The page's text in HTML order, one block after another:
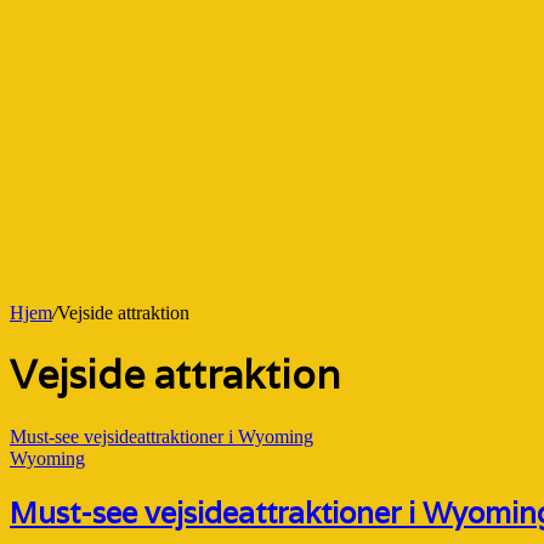
Hjem/Vejside attraktion
Vejside attraktion
Must-see vejsideattraktioner i Wyoming
Wyoming
Must-see vejsideattraktioner i